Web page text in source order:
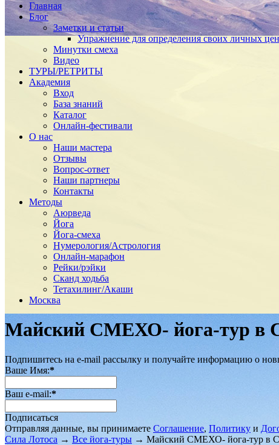
Главная
Блог
Заметки и статьи
Упражнение для определения своих личных
Минутки смеха
Видео
ТУРЫ/РЕТРИТЫ
Академия
Вход
База знаний
Каталог
Онлайн-фестивали
О нас
Наши мастера
Отзывы
Вопрос-ответ
Наши партнеры
Контакты
Методы
Аюрведа
Йога
Йога-смеха
Нумерология/Астрология
Онлайн-марафон
Рейки/рэйки
Сканд ходьба
Тетахилинг/Акаши
Москва
Майский СМЕХО- йога-тур
Подпишитесь на e-mail рассылку и получайте информацию о
Ваше Имя:*
Ваш e-mail:*
Подписаться
Отправляя данные, вы принимаете Соглашение, Политику и
Сила Лотоса → Все йога-туры → Майский СМЕХО- йога-тур